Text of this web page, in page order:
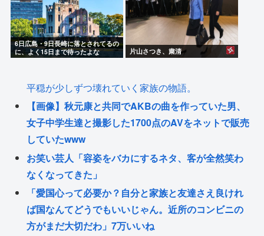
6日広島・9日長崎に落とされてるの
に、よく15日まで待ったよな
片山さつき、粛清
平穏が少しずつ壊れていく家族の物語。
【画像】秋元康と共同でAKBの曲を作っていた男、
女子中学生達と撮影した1700点のAVをネットで販売
していたwww
お笑い芸人「容姿をバカにするネタ、客が全然笑わ
なくなってきた」
「愛国心って必要か？自分と家族と友達さえ良けれ
ば国なんてどうでもいいじゃん。近所のコンビニの
方がまだ大切だわ」7万いいね